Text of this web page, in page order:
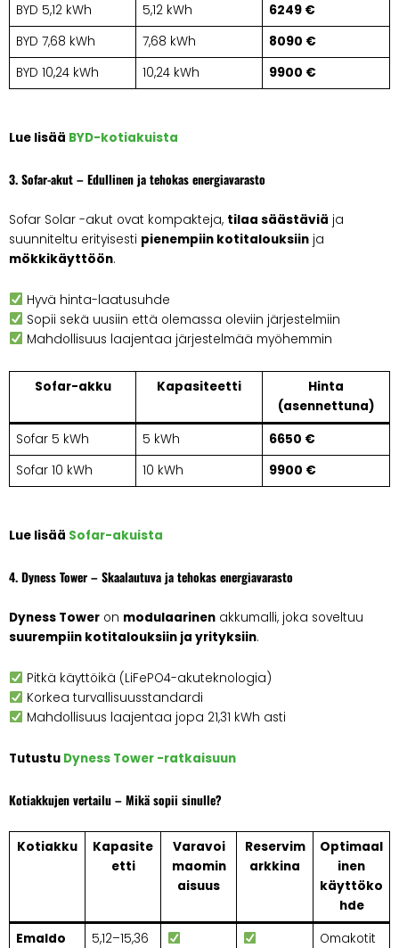
BYD 5,12 kWh
5,12 kWh
6249 €
BYD 7,68 kWh
7,68 kWh
8090 €
BYD 10,24 kWh
10,24 kWh 9900 €
Lue lisää BYD-kotiakuista
3. Sofar-akut – Edullinen ja tehokas energiavarasto
Sofar Solar -akut ovat kompakteja, tilaa säästäviä ja
suunniteltu erityisesti pienempiin kotitalouksiin ja
mökkikäyttöön.
Hyvä hinta-laatusuhde
Sopii sekä uusiin että olemassa oleviin järjestelmiin
Mahdollisuus laajentaa järjestelmää myöhemmin
Sofar-akku Kapasiteetti
Hinta
(asennettuna)
Sofar 5 kWh
5 kWh
6650 €
Sofar 10 kWh
10 kWh 9900 €
Lue lisää Sofar-akuista
4. Dyness Tower – Skaalautuva ja tehokas energiavarasto
Dyness Tower on modulaarinen akkumalli, joka soveltuu
suurempiin kotitalouksiin ja yrityksiin.
Pitkä käyttöikä (LiFePO4-akuteknologia)
Korkea turvallisuusstandardi
Mahdollisuus laajentaa jopa 21,31 kWh asti
Tutustu Dyness Tower -ratkaisuun
Kotiakkujen vertailu – Mikä sopii sinulle?
Kotiakku
Kapasite
etti
Varavoi
maomin
aisuus
Reservim
arkkina
Optimaal
inen
käyttöko
hde
Emaldo
5,12–15,36
Omakotit